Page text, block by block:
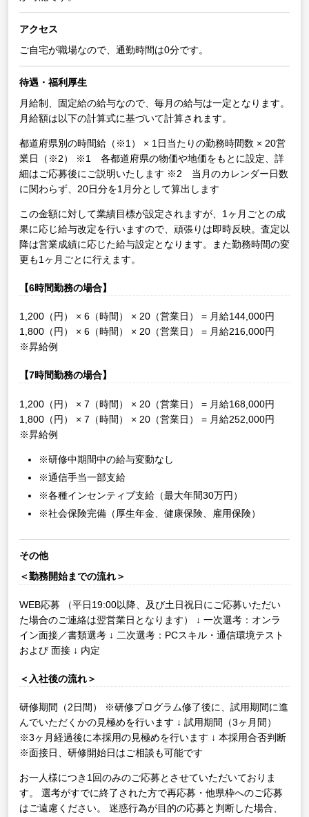
アクセス
ご自宅が職場なので、通勤時間は0分です。
待遇・福利厚生
月給制、固定給の給与なので、毎月の給与は一定となります。
月給額は以下の計算式に基づいて計算されます。
都道府県別の時間給（※1） × 1日当たりの勤務時間数 × 20営
業日（※2）
※1 各都道府県の物価や地価をもとに設定、詳
細はご応募後にご説明いたします ※2 当月のカレンダー日数
に関わらず、20日分を1月分として算出します
この金額に対して業績目標が設定されますが、1ヶ月ごとの成
果に応じ給与改定を行いますので、頑張りは即時反映。査定以
降は営業成績に応じた給与設定となります。また勤務時間の変
更も1ヶ月ごとに行えます。
【6時間勤務の場合】
1,200（円） × 6（時間） × 20（営業日） = 月給144,000円
1,800（円） × 6（時間） × 20（営業日） = 月給216,000円
※昇給例
【7時間勤務の場合】
1,200（円） × 7（時間） × 20（営業日） = 月給168,000円
1,800（円） × 7（時間） × 20（営業日） = 月給252,000円
※昇給例
※研修中期間中の給与変動なし
※通信手当一部支給
※各種インセンティブ支給（最大年間30万円）
※社会保険完備（厚生年金、健康保険、雇用保険）
その他
＜勤務開始までの流れ＞
WEB応募 （平日19:00以降、及び土日祝日にご応募いただい
た場合のご連絡は翌営業日となります）
↓ 一次選考：オンラ
イン面接／書類選考 ↓ 二次選考：PCスキル・通信環境テスト
および 面接 ↓ 内定
＜入社後の流れ＞
研修期間（2日間）
※研修プログラム修了後に、試用期間に進
んでいただくかの見極めを行います ↓ 試用期間（3ヶ月間）
※3ヶ月経過後に本採用の見極めを行います ↓ 本採用合否判断
※面接日、研修開始日はご相談も可能です
お一人様につき1回のみのご応募とさせていただいておりま
す。
選考がすでに終了された方で再応募・他県枠へのご応募
はご遠慮ください。
迷惑行為が目的の応募と判断した場合、